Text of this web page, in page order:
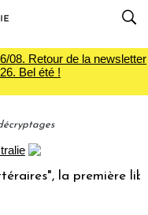
08. Retour de la newsletter
Bel été !
la première